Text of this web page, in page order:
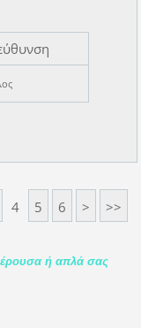
4 5 6 > >>
ή απλά σας